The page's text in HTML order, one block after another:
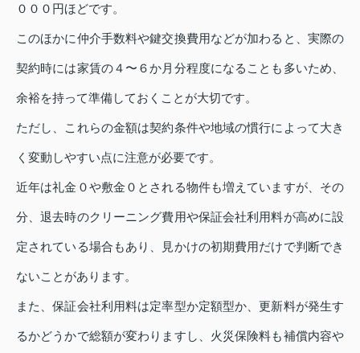
０００円ほどです。
このほかに仲介手数料や鍵交換費用などが加わると、実際の
契約時には家賃の４〜６か月分程度になることも多いため、
余裕を持って準備しておくことが大切です。
ただし、これらの金額は契約条件や地域の慣行によって大き
く変動しやすい点に注意が必要です。
近年は礼金０や敷金０とされる物件も増えていますが、その
分、退去時のクリーニング費用や保証会社利用料が高めに設
定されている場合もあり、見かけの初期費用だけで判断でき
ないことがあります。
また、保証会社利用料は定率型か定額型か、更新料が発生す
るかどうかで総額が変わりますし、火災保険料も補償内容や